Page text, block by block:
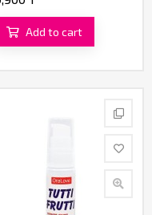
Add to cart